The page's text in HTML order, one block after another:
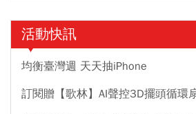
活動快訊
均衡臺灣週 天天抽iPhone
訂閱贈【歌林】AI聲控3D擺頭循環